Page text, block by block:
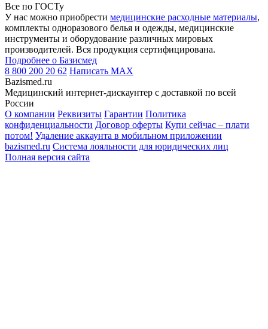
Все по ГОСТу
У нас можно приобрести медицинские расходные материалы,
комплекты одноразового белья и одежды, медицинские
инструменты и оборудование различных мировых
производителей. Вся продукция сертифицирована.
Подробнее о Базисмед
8 800 200 20 62 Написать MAX
Bazismed.ru
Медицинский интернет-дискаунтер с доставкой по всей
России
О компании Реквизиты Гарантии Политика
конфиденциальности Договор оферты Купи сейчас – плати
потом! Удаление аккаунта в мобильном приложении
bazismed.ru Система лояльности для юридических лиц
Полная версия сайта